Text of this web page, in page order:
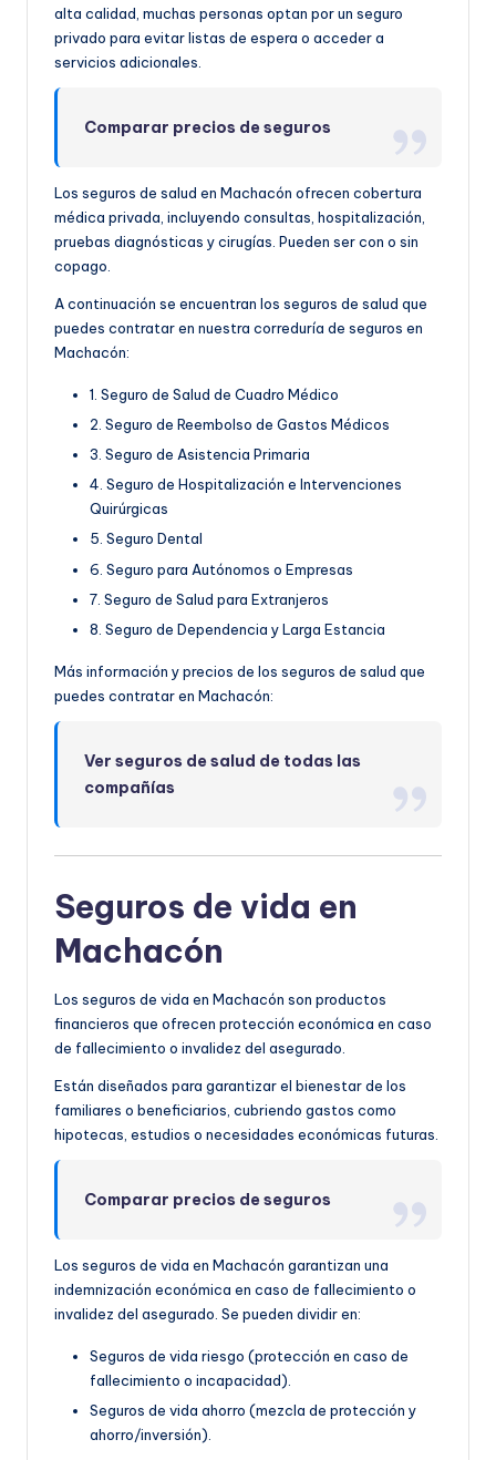
alta calidad, muchas personas optan por un seguro
privado para evitar listas de espera o acceder a
servicios adicionales.
Comparar precios de seguros
Los seguros de salud en Machacón ofrecen cobertura
médica privada, incluyendo consultas, hospitalización,
pruebas diagnósticas y cirugías. Pueden ser con o sin
copago.
A continuación se encuentran los seguros de salud que
puedes contratar en nuestra correduría de seguros en
Machacón:
1. Seguro de Salud de Cuadro Médico
2. Seguro de Reembolso de Gastos Médicos
3. Seguro de Asistencia Primaria
4. Seguro de Hospitalización e Intervenciones
Quirúrgicas
5. Seguro Dental
6. Seguro para Autónomos o Empresas
7. Seguro de Salud para Extranjeros
8. Seguro de Dependencia y Larga Estancia
Más información y precios de los seguros de salud que
puedes contratar en Machacón:
Ver seguros de salud de todas las
compañías
Seguros de vida en
Machacón
Los seguros de vida en Machacón son productos
financieros que ofrecen protección económica en caso
de fallecimiento o invalidez del asegurado.
Están diseñados para garantizar el bienestar de los
familiares o beneficiarios, cubriendo gastos como
hipotecas, estudios o necesidades económicas futuras.
Comparar precios de seguros
Los seguros de vida en Machacón garantizan una
indemnización económica en caso de fallecimiento o
invalidez del asegurado. Se pueden dividir en:
Seguros de vida riesgo (protección en caso de
fallecimiento o incapacidad).
Seguros de vida ahorro (mezcla de protección y
ahorro/inversión).